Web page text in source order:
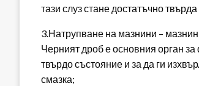
тази слуз стане достатъчно
3.Натрупване на мазнини –
Черният дроб е основния орган
твърдо състояние и за да ги
смазка;